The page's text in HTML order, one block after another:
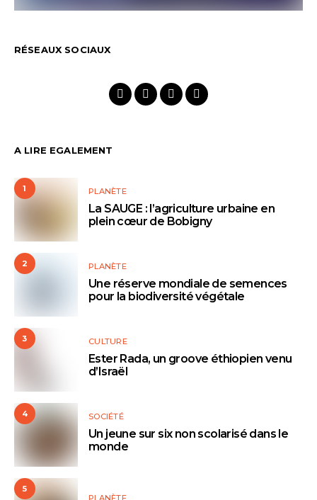
RÉSEAUX SOCIAUX
A LIRE EGALEMENT
1 PLANÈTE
La SAUGE : l’agriculture urbaine en
plein cœur de Bobigny
2 PLANÈTE
Une réserve mondiale de semences
pour la biodiversité végétale
3 CULTURE
Ester Rada, un groove éthiopien venu
d’Israël
4 SOCIÉTÉ
Un jeune sur six non scolarisé dans le
monde
5
PLANÈTE